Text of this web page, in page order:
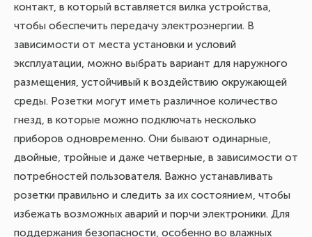
контакт, в который вставляется вилка устройства,
чтобы обеспечить передачу электроэнергии. В
зависимости от места установки и условий
эксплуатации, можно выбрать вариант для наружного
размещения, устойчивый к воздействию окружающей
среды. Розетки могут иметь различное количество
гнезд, в которые можно подключать несколько
приборов одновременно. Они бывают одинарные,
двойные, тройные и даже четверные, в зависимости от
потребностей пользователя. Важно устанавливать
розетки правильно и следить за их состоянием, чтобы
избежать возможных аварий и порчи электроники. Для
поддержания безопасности, особенно во влажных